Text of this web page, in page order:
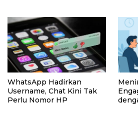
WhatsApp Hadirkan
Username, Chat Kini Tak
Perlu Nomor HP